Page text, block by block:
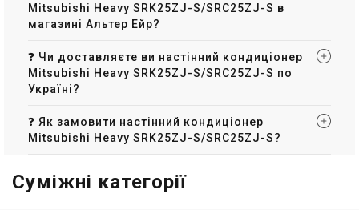
Mitsubishi Heavy SRK25ZJ-S/SRC25ZJ-S в
магазині Альтер Ейр?
❓ Чи доставляєте ви настінний кондиціонер
Mitsubishi Heavy SRK25ZJ-S/SRC25ZJ-S по
Україні?
❓ Як замовити настінний кондиціонер
Mitsubishi Heavy SRK25ZJ-S/SRC25ZJ-S?
Суміжні категорії